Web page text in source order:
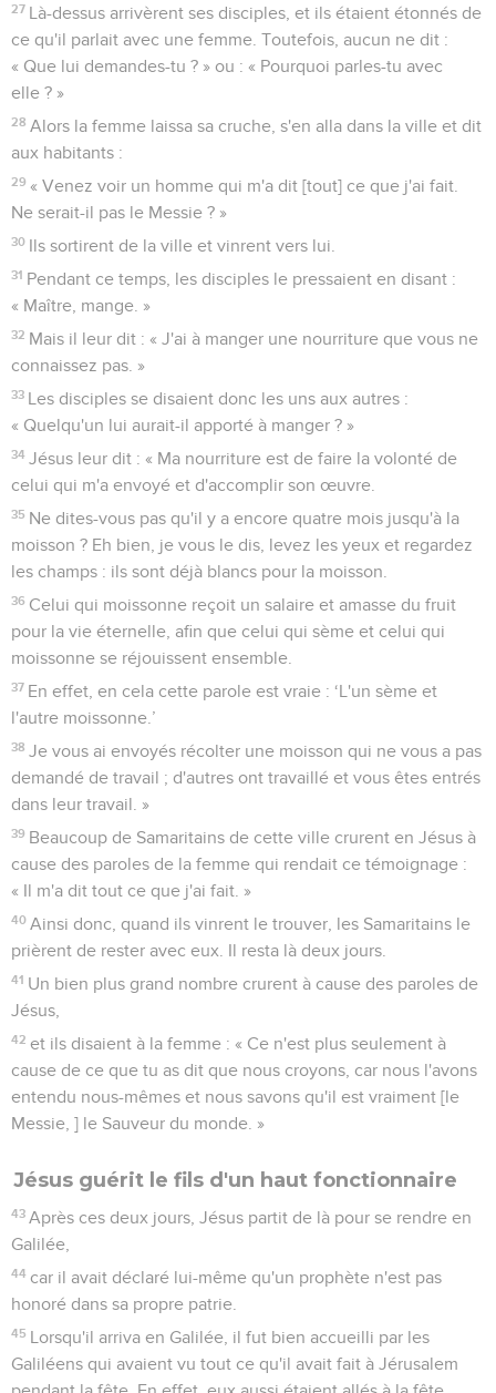
27 Là-dessus arrivèrent ses disciples, et ils étaient étonnés de
ce qu'il parlait avec une femme. Toutefois, aucun ne dit :
« Que lui demandes-tu ? » ou : « Pourquoi parles-tu avec
elle ? »
28 Alors la femme laissa sa cruche, s'en alla dans la ville et dit
aux habitants :
29 « Venez voir un homme qui m'a dit [tout] ce que j'ai fait.
Ne serait-il pas le Messie ? »
30 Ils sortirent de la ville et vinrent vers lui.
31 Pendant ce temps, les disciples le pressaient en disant :
« Maître, mange. »
32 Mais il leur dit : « J'ai à manger une nourriture que vous ne
connaissez pas. »
33 Les disciples se disaient donc les uns aux autres :
« Quelqu'un lui aurait-il apporté à manger ? »
34 Jésus leur dit : « Ma nourriture est de faire la volonté de
celui qui m'a envoyé et d'accomplir son œuvre.
35 Ne dites-vous pas qu'il y a encore quatre mois jusqu'à la
moisson ? Eh bien, je vous le dis, levez les yeux et regardez
les champs : ils sont déjà blancs pour la moisson.
36 Celui qui moissonne reçoit un salaire et amasse du fruit
pour la vie éternelle, afin que celui qui sème et celui qui
moissonne se réjouissent ensemble.
37 En effet, en cela cette parole est vraie : ‘L'un sème et
l'autre moissonne.’
38 Je vous ai envoyés récolter une moisson qui ne vous a pas
demandé de travail ; d'autres ont travaillé et vous êtes entrés
dans leur travail. »
39 Beaucoup de Samaritains de cette ville crurent en Jésus à
cause des paroles de la femme qui rendait ce témoignage :
« Il m'a dit tout ce que j'ai fait. »
40 Ainsi donc, quand ils vinrent le trouver, les Samaritains le
prièrent de rester avec eux. Il resta là deux jours.
41 Un bien plus grand nombre crurent à cause des paroles de
Jésus,
42 et ils disaient à la femme : « Ce n'est plus seulement à
cause de ce que tu as dit que nous croyons, car nous l'avons
entendu nous-mêmes et nous savons qu'il est vraiment [le
Messie, ] le Sauveur du monde. »
Jésus guérit le fils d'un haut fonctionnaire
43 Après ces deux jours, Jésus partit de là pour se rendre en
Galilée,
44 car il avait déclaré lui-même qu'un prophète n'est pas
honoré dans sa propre patrie.
45 Lorsqu'il arriva en Galilée, il fut bien accueilli par les
Galiléens qui avaient vu tout ce qu'il avait fait à Jérusalem